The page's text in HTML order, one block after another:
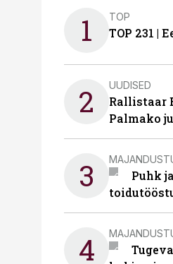
1 TOP
TOP 231 |
2 UUDISED
Rallistaar
Palmako
3
Puhk
4